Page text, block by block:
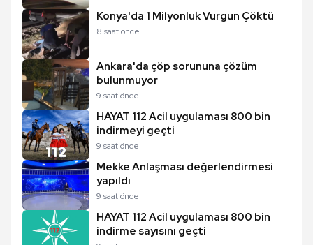
Konya'da 1 Milyonluk Vurgun Çöktü
8 saat önce
Ankara'da çöp sorununa çözüm
bulunmuyor
9 saat önce
HAYAT 112 Acil uygulaması 800 bin
indirmeyi geçti
9 saat önce
Mekke Anlaşması değerlendirmesi
yapıldı
9 saat önce
HAYAT 112 Acil uygulaması 800 bin
indirme sayısını geçti